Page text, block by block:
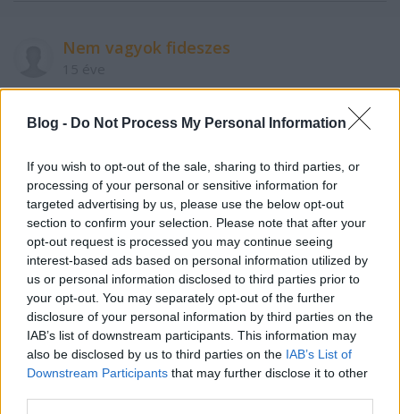
Blog - Do Not Process My Personal Information
If you wish to opt-out of the sale, sharing to third parties, or
processing of your personal or sensitive information for
targeted advertising by us, please use the below opt-out
section to confirm your selection. Please note that after your
opt-out request is processed you may continue seeing
interest-based ads based on personal information utilized by
us or personal information disclosed to third parties prior to
your opt-out. You may separately opt-out of the further
disclosure of your personal information by third parties on the
IAB’s list of downstream participants. This information may
also be disclosed by us to third parties on the IAB’s List of
Downstream Participants that may further disclose it to other
Nem vagyok fideszes
@7esbusz:
Hm, talán ha Bokros, Bajnai, Oszkó, Sólyom, Kopits,
hány méter, talán kapcsolna a jónép. A droidok
persze akkor sem, mert azok a kaporszakállú
atyaúristennek sem hinnének, ha nem takkra
ugyanazt mondja, mint a rajongásig imádott
főpatkányuk. De azok meg kapják be, megérdemlik.
Jó Estét
15 éve
Ha esetleg valaki layadni akar: